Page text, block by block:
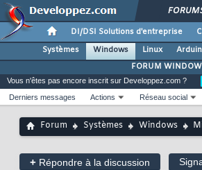
DI/DSI Solutions d'entreprise
Systèmes
Windows Linux
FORUM
Vous n'êtes pas encore inscrit sur Developpez.com ?
Derniers messages
Actions Réseau social
Forum Systèmes Windows
+ Répondre à la discussion